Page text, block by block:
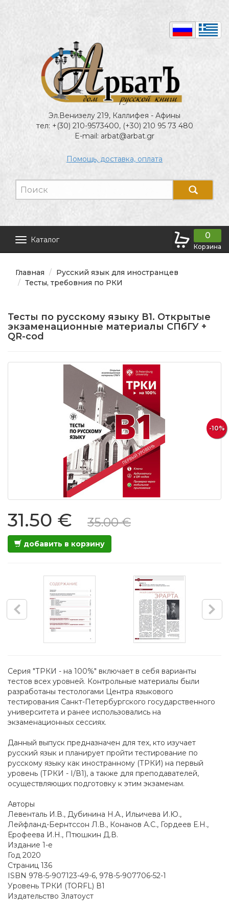
Эл.Венизелу 219, Каллифея - Афины
тел: +(30) 210-9573400, (+30) 210 95 73 480
E-mail: arbat@arbat.gr
Помощь, доставка, оплата
Каталог 0
Корзина
Главная
Русский язык для иностранцев
Тесты, требовния по РКИ
Тесты по русскому языку В1. Открытые
экзаменационные материалы СПбГУ +
QR-cod
-10%
31.50 € 35.00 €
добавить в корзину
Серия "ТРКИ - на 100%" включает в себя варианты
тестов всех уровней. Контрольные материалы были
разработаны тестологами Центра языкового
тестирования Санкт-Петербургского государственного
университета и ранее использовались на
экзаменационных сессиях.
Данный выпуск предназначен для тех, кто изучает
русский язык и планирует пройти тестирование по
русскому языку как иностранному (ТРКИ) на первый
уровень (ТРКИ - I/В1), а также для преподавателей,
осуществляющих подготовку к этим экзаменам.
Авторы
Левенталь И.В., Дубинина Н.А., Ильичева И.Ю.,
Лейфланд-Бернтссон Л.В., Конанов А.С., Гордеев Е.Н.,
Ерофеева И.Н., Птюшкин Д.В.
Издание 1-е
Год 2020
Страниц 136
ISBN 978-5-907123-49-6, 978-5-907706-52-1
Уровень ТРКИ (TORFL) В1
Издательство Златоуст